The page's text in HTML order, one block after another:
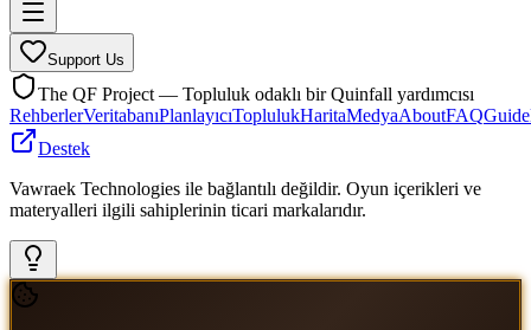
Support Us
The QF Project — Topluluk odaklı bir Quinfall yardımcısı
RehberlerVeritabanıPlanlayıcıToplulukHaritaMedyaAboutFAQ
Destek
Vawraek Technologies ile bağlantılı değildir. Oyun içerikleri ve
materyalleri ilgili sahiplerinin ticari markalarıdır.